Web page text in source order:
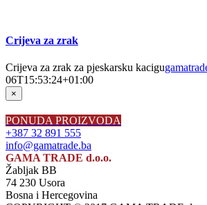
Crijeva za zrak
Crijeva za zrak za pjeskarsku kacigu
06T15:53:24+01:00
Close
product
quick
view
×
PONUDA PROIZVODA
+387 32 891 555
info@gamatrade.ba
GAMA TRADE d.o.o.
Žabljak BB
74 230 Usora
Bosna i Hercegovina